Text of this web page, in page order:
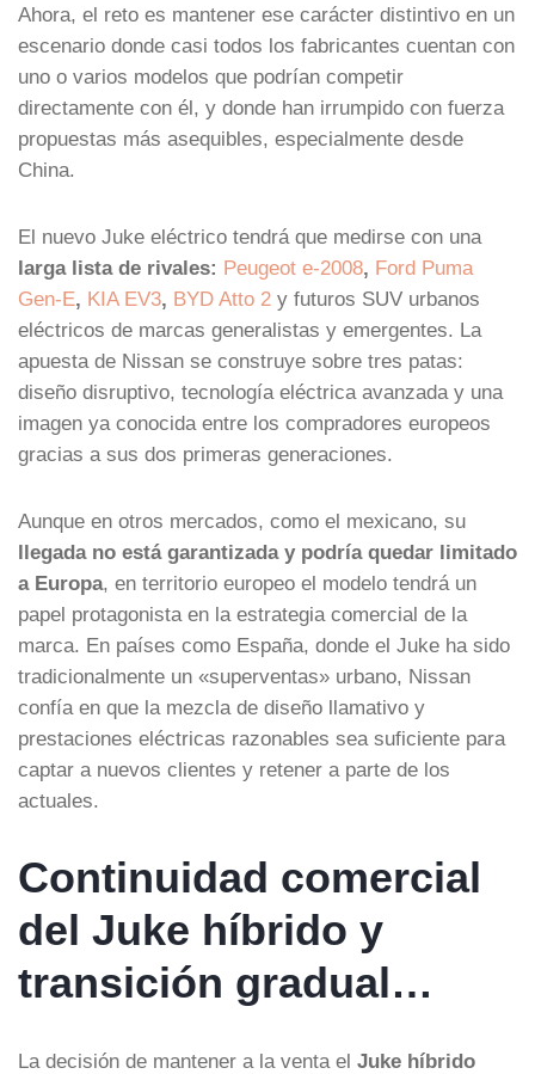
Ahora, el reto es mantener ese carácter distintivo en un
escenario donde casi todos los fabricantes cuentan con
uno o varios modelos que podrían competir
directamente con él, y donde han irrumpido con fuerza
propuestas más asequibles, especialmente desde
China.
El nuevo Juke eléctrico tendrá que medirse con una
larga lista de rivales: Peugeot e-2008, Ford Puma
Gen-E, KIA EV3, BYD Atto 2 y futuros SUV urbanos
eléctricos de marcas generalistas y emergentes. La
apuesta de Nissan se construye sobre tres patas:
diseño disruptivo, tecnología eléctrica avanzada y una
imagen ya conocida entre los compradores europeos
gracias a sus dos primeras generaciones.
Aunque en otros mercados, como el mexicano, su
llegada no está garantizada y podría quedar limitado
a Europa, en territorio europeo el modelo tendrá un
papel protagonista en la estrategia comercial de la
marca. En países como España, donde el Juke ha sido
tradicionalmente un «superventas» urbano, Nissan
confía en que la mezcla de diseño llamativo y
prestaciones eléctricas razonables sea suficiente para
captar a nuevos clientes y retener a parte de los
actuales.
Continuidad comercial
del Juke híbrido y
transición gradual…
La decisión de mantener a la venta el Juke híbrido